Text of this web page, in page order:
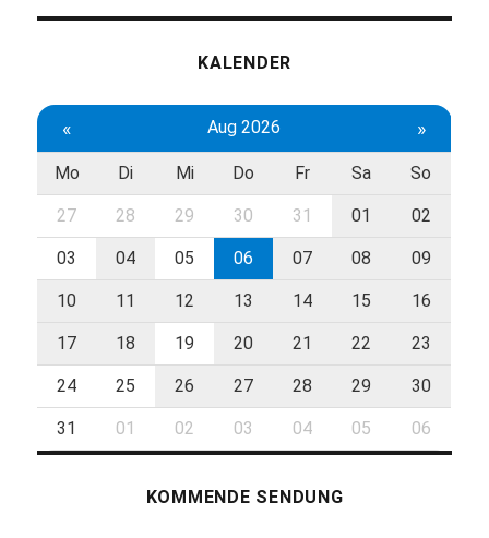
KALENDER
« Aug 2026 »
Mo Di Mi Do Fr Sa So
27 28 29 30 31 01 02
03 04 05 06 07 08 09
10 11 12 13 14 15 16
17 18 19 20 21 22 23
24 25 26 27 28 29 30
31 01 02 03 04 05 06
KOMMENDE SENDUNG